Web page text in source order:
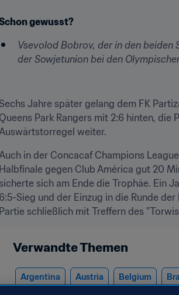
gewusst?
Vsevolod Bobrov, der in den beiden
der Sowjetunion bei den
Jahre später gelang dem FK
Park Rangers mit 2:6 hinten,
weiter.
in der Concacaf Champions
Halbfinale gegen Club América gut 20
sich am Ende die Trophäe. Ein
6:5-Sieg und der Einzug in die Runde
Partie schließlich mit Treffern des
Verwandte Themen
Argentina Austria Belgium